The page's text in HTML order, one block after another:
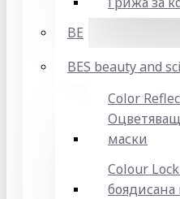
BE
BES beauty and
Color
маски
Colour
боядисана